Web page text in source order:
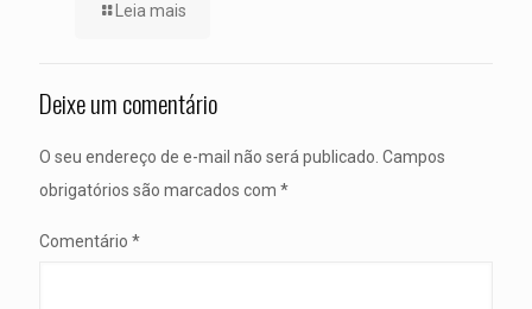
Leia mais
Deixe um comentário
O seu endereço de e-mail não será publicado. Campos
obrigatórios são marcados com *
Comentário *